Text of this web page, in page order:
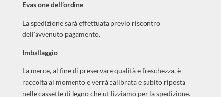
Evasione dell’ordine
La spedizione sarà effettuata previo riscontro
dell’avvenuto pagamento.
Imballaggio
La merce, al fine di preservare qualità e freschezza, è
raccolta al momento e verrà calibrata e subito riposta
nelle cassette di legno che utilizziamo per la spedizione.